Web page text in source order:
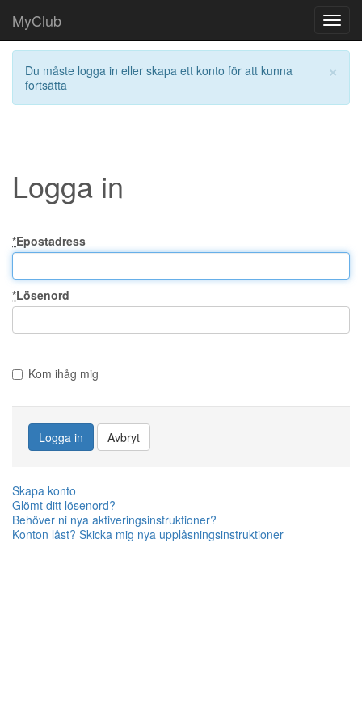
MyClub
×
Du måste logga in eller skapa ett konto för att kunna
fortsätta
Logga in
*Epostadress
*Lösenord
Kom ihåg mig
Logga in Avbryt
Skapa konto
Glömt ditt lösenord?
Behöver ni nya aktiveringsinstruktioner?
Konton låst? Skicka mig nya upplåsningsinstruktioner